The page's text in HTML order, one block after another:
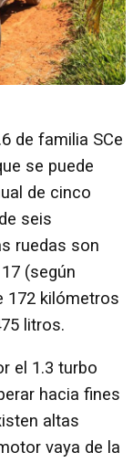
de familia SCe
se puede
de cinco
seis
ruedas son
(según
172 kilómetros
litros.
el 1.3 turbo
hacia fines
altas
vaya de la